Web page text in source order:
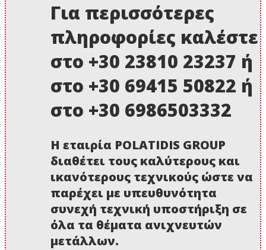
Για περισσότερες
πληροφορίες καλέστε
στο +30 23810 23237 ή
στο +30 69415 50822 ή
στο +30 6986503332
Η εταιρία POLATIDIS GROUP
διαθέτει τους καλύτερους και
ικανότερους τεχνικούς ώστε να
παρέχει με υπευθυνότητα
συνεχή τεχνική υποστήριξη σε
όλα τα θέματα ανιχνευτών
μετάλλων.